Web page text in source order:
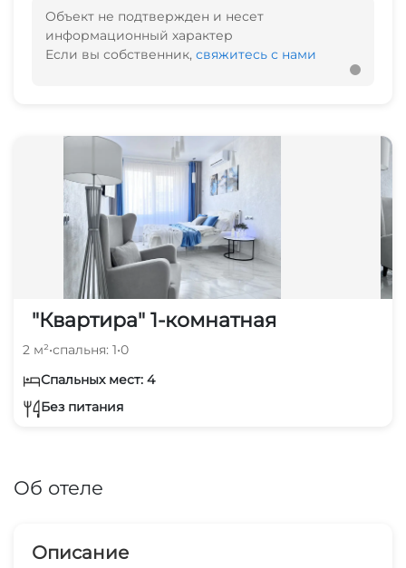
Объект не подтвержден и несет
информационный характер
Если вы собственник, свяжитесь с нами
"Квартира" 1-комнатная
2 м²•спальня: 1•0
Спальных мест: 4
Без питания
Об отеле
Описание